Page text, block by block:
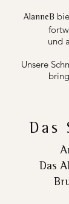
AlanneB
und
Unsere
Das
Das